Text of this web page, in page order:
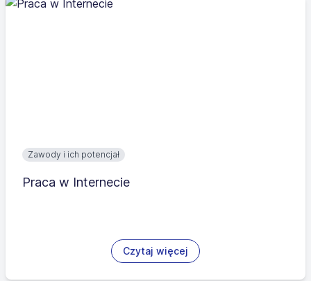
Zawody i ich potencjał
Praca w Internecie
Czytaj więcej